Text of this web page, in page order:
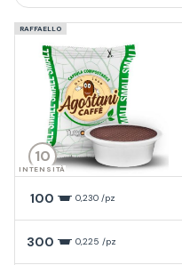
RAFFAELLO
10
INTENSITÀ
100 0,230 /pz
300 0,225 /pz